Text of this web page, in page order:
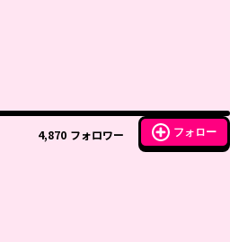
4,870 フォロワー フォロー